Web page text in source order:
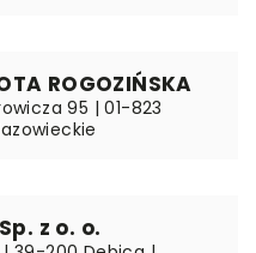
ROGOZIŃSKA
95 | 01-823
z o. o.